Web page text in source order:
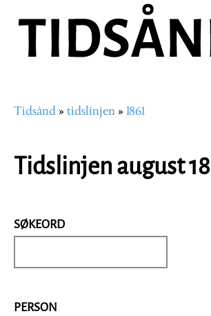
hovedinnhold
Navigasjonssti
Tidsånd tidslinjen 1861
Tidslinjen august
SØKEORD
PERSON